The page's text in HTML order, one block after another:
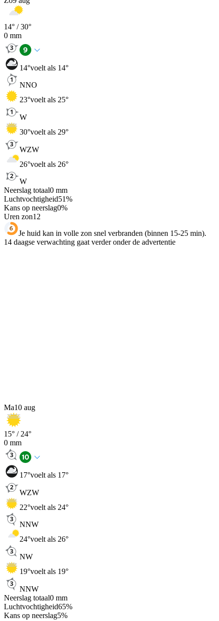
14° /30°
0 mm
14°voelt als 14°
NNO
23°voelt als 25°
W
30°voelt als 29°
WZW
26°voelt als 26°
W
Neerslag totaal0 mm
Luchtvochtigheid51%
Kans op neerslag0%
Uren zon12
Je huid kan in volle zon snel verbranden (binnen 15-25 min).
14 daagse verwachting gaat verder onder de advertentie
Ma10 aug
15° / 24°
0 mm
17°voelt als 17°
WZW
22°voelt als 24°
NNW
24°voelt als 26°
NW
19°voelt als 19°
NNW
Neerslag totaal0 mm
Luchtvochtigheid65%
Kans op neerslag5%